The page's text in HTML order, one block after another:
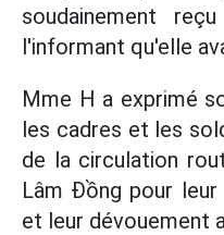
soudainement
l'informant qu'elle
Mme H a exprimé
les cadres et les
de la circulation
Lâm Đồng pour
et leur dévouement